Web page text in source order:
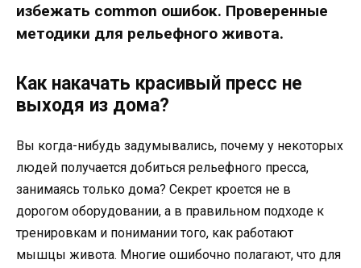
избежать common ошибок. Проверенные
методики для рельефного живота.
Как накачать красивый пресс не
выходя из дома?
Вы когда-нибудь задумывались, почему у некоторых
людей получается добиться рельефного пресса,
занимаясь только дома? Секрет кроется не в
дорогом оборудовании, а в правильном подходе к
тренировкам и понимании того, как работают
мышцы живота. Многие ошибочно полагают, что для